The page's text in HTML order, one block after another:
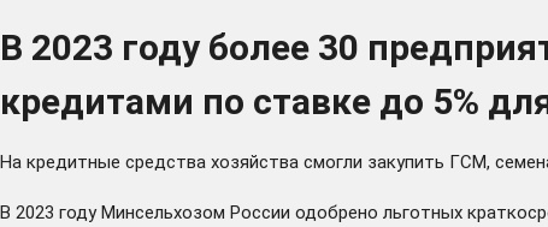
В 2023 году более 30
кредитами по ставке до 5%
На кредитные средства хозяйства смогли закупить ГСМ,
В 2023 году Минсельхозом России одобрено льготных